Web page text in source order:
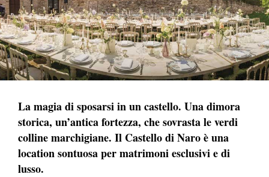
La magia di sposarsi in un castello. Una dimora
storica, un’antica fortezza, che sovrasta le verdi
colline marchigiane. Il Castello di Naro è una
location sontuosa per matrimoni esclusivi e di
lusso.